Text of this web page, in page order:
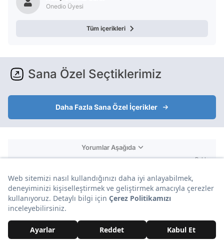
Onedio Üyesi
Tüm içerikleri
Sana Özel Seçtiklerimiz
Daha Fazla Sana Özel İçerikler
Yorumlar Aşağıda
Reklam
Yorumlar ve Emojiler Aşağıda
Reklam